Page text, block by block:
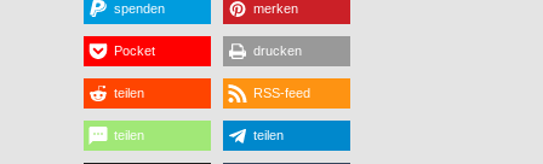
spenden merken
Pocket drucken
teilen RSS-feed
teilen teilen